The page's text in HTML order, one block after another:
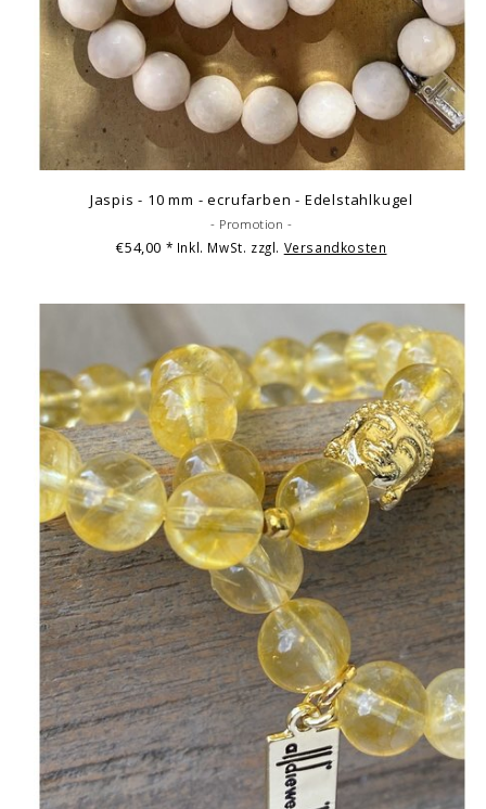
Jaspis - 10 mm - ecrufarben - Edelstahlkugel
- Promotion -
€54,00 * Inkl. MwSt. zzgl. Versandkosten